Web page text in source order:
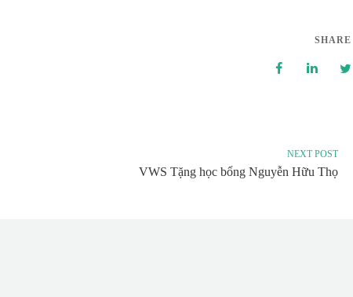
SHARE
NEXT POST
VWS Tặng học bổng Nguyễn Hữu Thọ